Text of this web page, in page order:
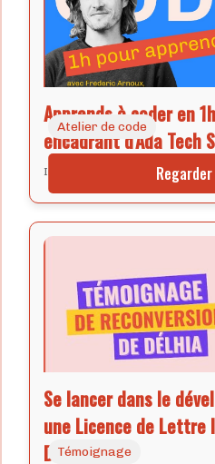
Apprends à coder en
encadrant d'Ada Tech
Initiation à la programmation
Atelier de code
Se lancer dans le
une Licence de Lettre
Délhia
Témoignage